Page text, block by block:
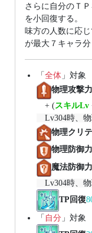
さらに自分のＴ
を小回復する。
味方の人数に応
が最大７キャラ分
「 全体 」対象
物理攻撃
+ (スキルLv
Lv304時、物
物理クリ
物理防御
魔法防御
Lv304時、物
TP回復
「 自分 」対象